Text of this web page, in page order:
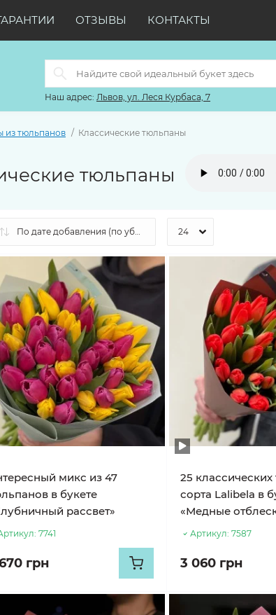
ОТЗЫВЫ КОНТАКТЫ
Наш адрес: Львов, ул. Леся Курбаса, 7
из тюльпанов Классические тюльпаны
тюльпаны
микс из 47
в букете
рассвет»
7741
грн
25
сорта Lalibela в
«Медные
Артикул: 7587
3 060 грн